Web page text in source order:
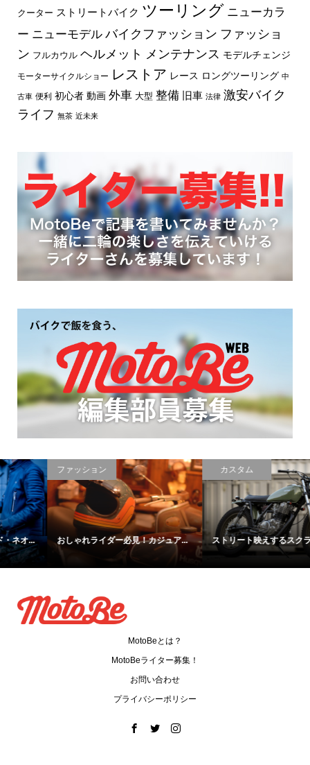
クーター ストリートバイク ツーリング ニューカラ
ー ニューモデル バイクファッション ファッショ
ン フルカウル ヘルメット メンテナンス モデルチェンジ
モーターサイクルショー レストア レース ロングツーリング 中
古車 便利 初心者 動画 外車 大型 整備 旧車 法律 激安バイク
ライフ 無茶 近未来
ファッション
おしゃれライダー必見！カジュア...
カスタム
ストリート映えするスクランブラ...
MotoBeとは？
MotoBeライター募集！
お問い合わせ
プライバシーポリシー